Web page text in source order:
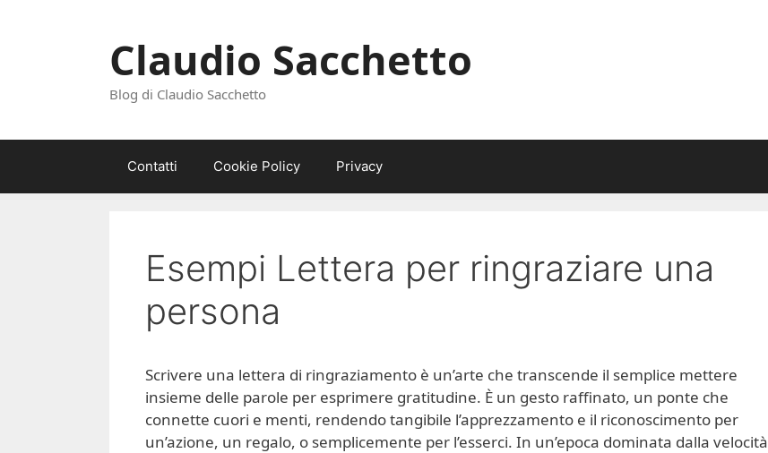
Claudio Sacchetto
Blog di Claudio Sacchetto
Contatti Cookie Policy Privacy
Esempi Lettera per ringraziare una
persona
Scrivere una lettera di ringraziamento è un’arte che transcende il semplice mettere
insieme delle parole per esprimere gratitudine. È un gesto raffinato, un ponte che
connette cuori e menti, rendendo tangibile l’apprezzamento e il riconoscimento per
un’azione, un regalo, o semplicemente per l’esserci. In un’epoca dominata dalla velocità